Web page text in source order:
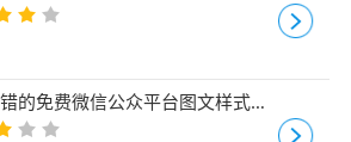
的免费微信公众平台图文样式排
网页源码在线版